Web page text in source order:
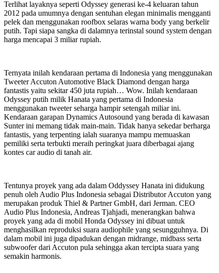
Terlihat layaknya seperti Odyssey generasi ke-4 keluaran tahun
2012 pada umumnya dengan sentuhan elegan minimalis mengganti
pelek dan menggunakan roofbox selaras warna body yang berkelir
putih. Tapi siapa sangka di dalamnya terinstal sound system dengan
harga mencapai 3 miliar rupiah.
Ternyata inilah kendaraan pertama di Indonesia yang menggunakan
Tweeter Accuton Automotive Black Diamond dengan harga
fantastis yaitu sekitar 450 juta rupiah… Wow. Inilah kendaraan
Odyssey putih milik Hanata yang pertama di Indonesia
menggunakan tweeter seharga hampir setengah miliar ini.
Kendaraan garapan Dynamics Autosound yang berada di kawasan
Sunter ini memang tidak main-main. Tidak hanya sekedar berharga
fantastis, yang terpenting ialah suaranya mampu memuaskan
pemiliki serta terbukti meraih peringkat juara diberbagai ajang
kontes car audio di tanah air.
Tentunya proyek yang ada dalam Oddyssey Hanata ini didukung
penuh oleh Audio Plus Indonesia sebagai Distributor Accuton yang
merupakan produk Thiel & Partner GmbH, dari Jerman. CEO
Audio Plus Indonesia, Andreas Tjahjadi, menerangkan bahwa
proyek yang ada di mobil Honda Odyssey ini dibuat untuk
menghasilkan reproduksi suara audiophile yang sesungguhnya. Di
dalam mobil ini juga dipadukan dengan midrange, midbass serta
subwoofer dari Accuton pula sehingga akan tercipta suara yang
semakin harmonis.